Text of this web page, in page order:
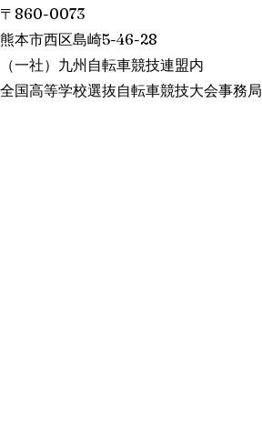
〒860-0073
熊本市西区島崎5-46-28
（一社）九州自転車競技連盟内
全国高等学校選抜自転車競技大会事務局​